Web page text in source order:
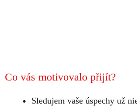
Co vás motivovalo přijít?
Sledujem vaše úspechy už